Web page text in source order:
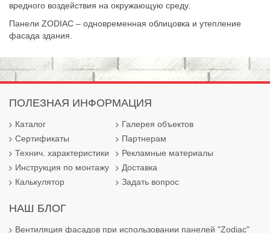
вредного воздействия на окружающую среду.
Панели ZODIAC – одновременная облицовка и утепление
фасада здания.
ПОЛЕЗНАЯ ИНФОРМАЦИЯ
Каталог
Сертификаты
Технич. характеристики
Инструкция по монтажу
Калькулятор
Галерея объектов
Партнерам
Рекламные материалы
Доставка
Задать вопрос
НАШ БЛОГ
Вентиляция фасадов при использовании панелей "Zodiac"